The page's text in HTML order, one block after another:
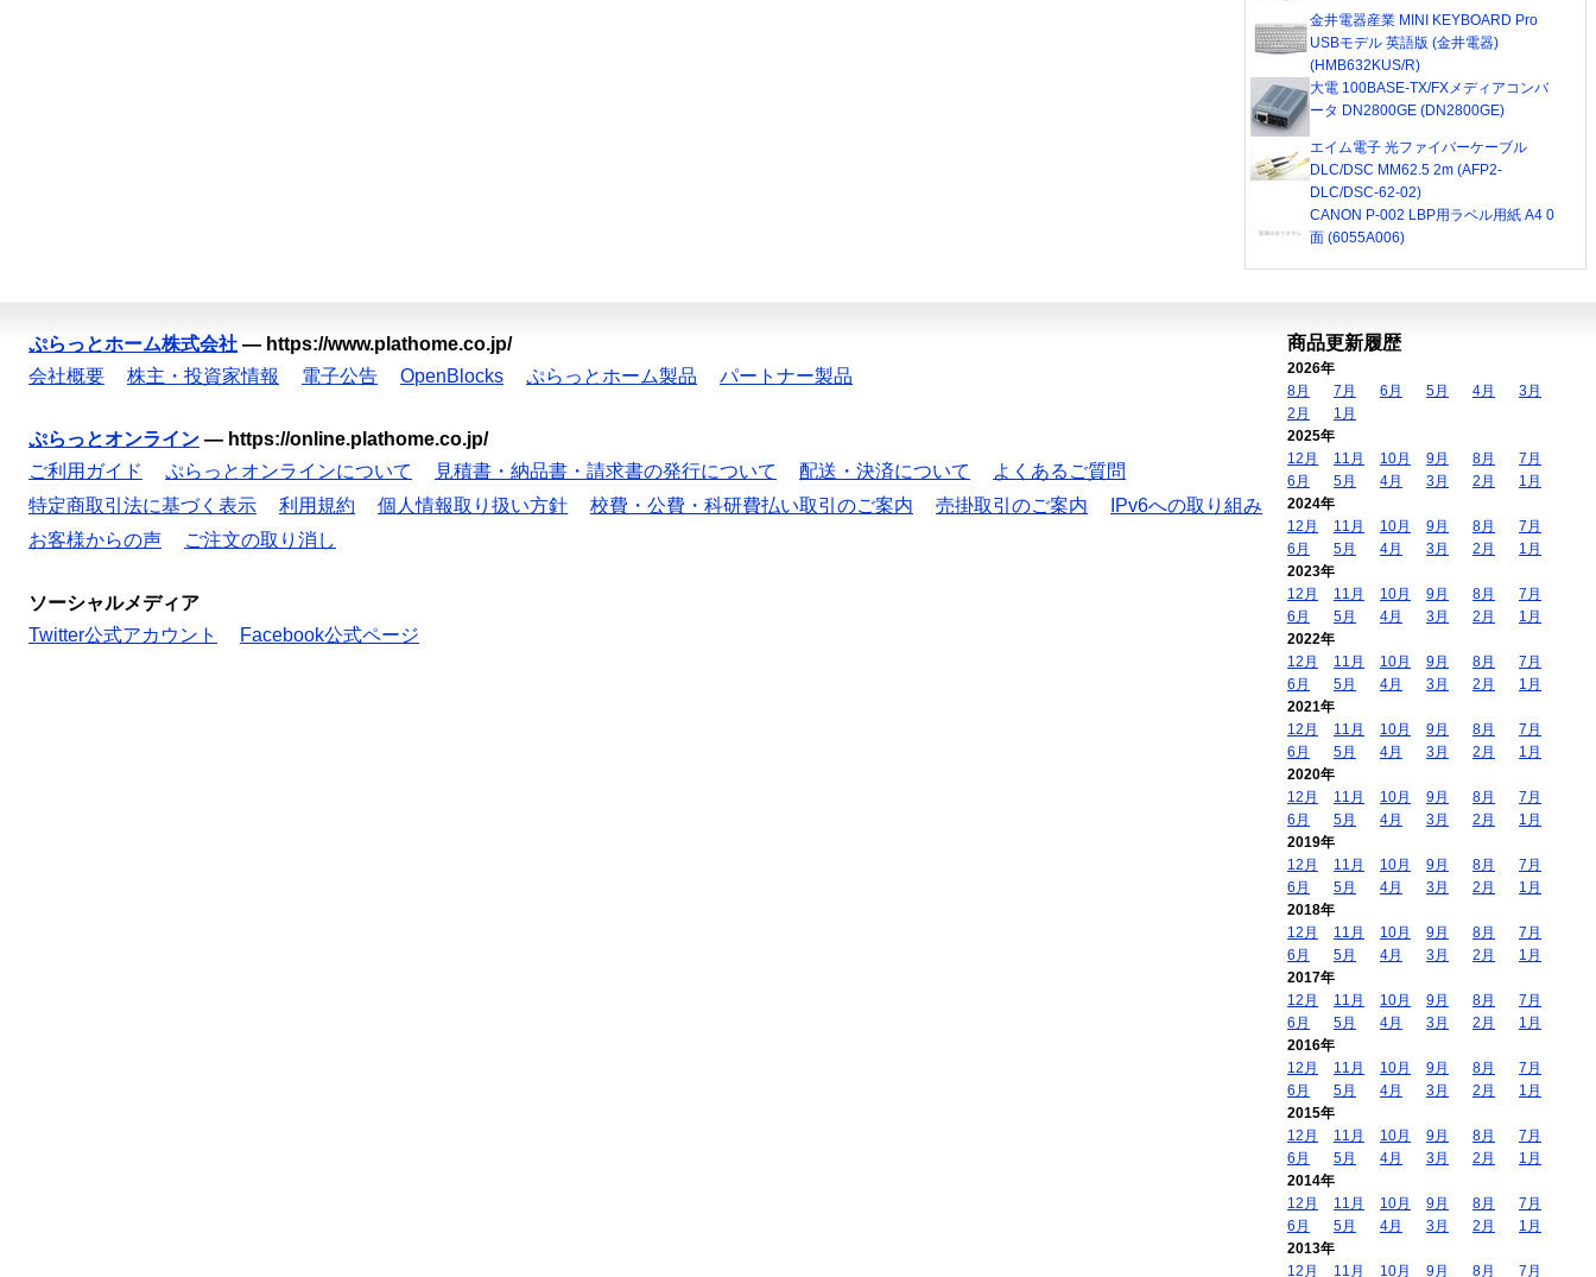
金井電器産業 MINI KEYBOARD Pro
USBモデル 英語版 (金井電器)
(HMB632KUS/R)
大電 100BASE-TX/FXメディアコンバ
ータ DN2800GE (DN2800GE)
エイム電子 光ファイバーケーブル
DLC/DSC MM62.5 2m (AFP2-
DLC/DSC-62-02)
CANON P-002 LBP用ラベル用紙 A4 0
面 (6055A006)
ぷらっとホーム株式会社 — https://www.plathome.co.jp/
会社概要
株主・投資家情報 電子公告 OpenBlocks ぷらっとホーム製品 パートナー製品
ぷらっとオンライン — https://online.plathome.co.jp/
ご利用ガイド
ぷらっとオンラインについて 見積書・納品書・請求書の発行について 配送・決済について
よくあるご質問
特定商取引法に基づく表示
利用規約 個人情報取り扱い方針 校費・公費・科研費払い取引のご案内 売掛取引のご案内
IPv6への取り組み
お客様からの声
ご注文の取り消し
ソーシャルメディア
Twitter公式アカウント
Facebook公式ページ
商品更新履歴
2026年
8月
7月 6月 5月 4月
3月
2月
1月
2025年
12月
11月 10月 9月 8月
7月
6月
5月 4月 3月 2月
1月
2024年
12月
11月 10月 9月 8月
7月
6月
5月 4月 3月 2月
1月
2023年
12月
11月 10月 9月 8月
7月
6月
5月 4月 3月 2月
1月
2022年
12月
11月 10月 9月 8月
7月
6月
5月 4月 3月 2月
1月
2021年
12月
11月 10月 9月 8月
7月
6月
5月 4月 3月 2月
1月
2020年
12月
11月 10月 9月 8月
7月
6月
5月 4月 3月 2月
1月
2019年
12月
11月 10月 9月 8月
7月
6月
5月 4月 3月 2月
1月
2018年
12月
11月 10月 9月 8月
7月
6月
5月 4月 3月 2月
1月
2017年
12月
11月 10月 9月 8月
7月
6月
5月 4月 3月 2月
1月
2016年
12月
11月 10月 9月 8月
7月
6月
5月 4月 3月 2月
1月
2015年
12月
11月 10月 9月 8月
7月
6月
5月 4月 3月 2月
1月
2014年
12月
11月 10月 9月 8月
7月
6月
5月 4月 3月 2月
1月
2013年
12月
11月 10月 9月 8月 7月